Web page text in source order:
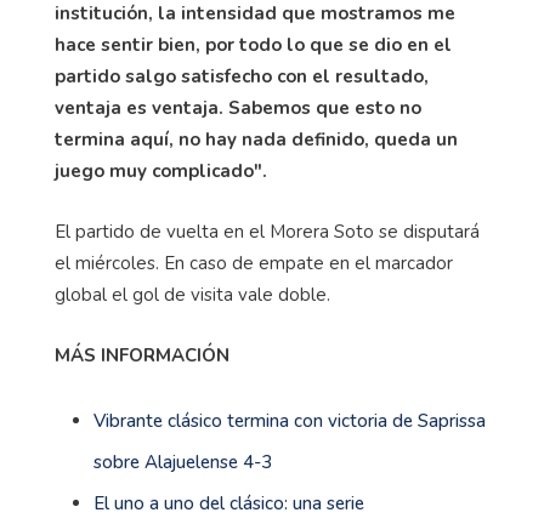
institución, la intensidad que mostramos me
hace sentir bien, por todo lo que se dio en el
partido salgo satisfecho con el resultado,
ventaja es ventaja. Sabemos que esto no
termina aquí, no hay nada definido, queda un
juego muy complicado".
El partido de vuelta en el Morera Soto se disputará
el miércoles. En caso de empate en el marcador
global el gol de visita vale doble.
MÁS INFORMACIÓN
Vibrante clásico termina con victoria de Saprissa
sobre Alajuelense 4-3
El uno a uno del clásico: una serie